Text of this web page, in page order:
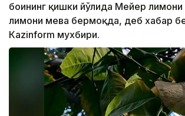
боғининг қишки йўлида Мейер
лимони мева бермоқда, деб хабар
Кazinform мухбири.